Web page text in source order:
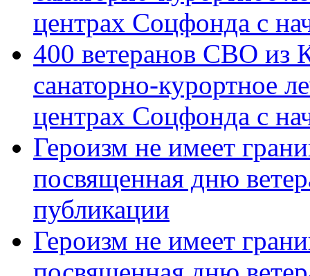
центрах Соцфонда с
400 ветеранов СВО из
санаторно-курортное
центрах Соцфонда с
Героизм не имеет
посвященная дню
публикации
Героизм не имеет